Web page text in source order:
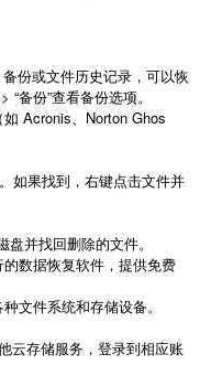
备份或文件历史记录，可以恢
> “备份”查看备份选项。
Acronis
Norton Ghos
如果找到，右键点击文件并
并找回删除的文件。
的数据恢复软件，提供免费
文件系统和存储设备。
云存储服务，登录到相应账